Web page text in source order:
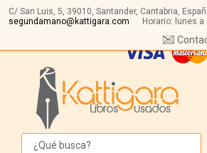
C/ San Luis, 5, 39010, Santander, Cantabria,
segundamano@kattigara.com
Horario: lunes